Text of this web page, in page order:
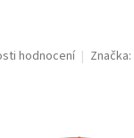
hodnocení Značka: